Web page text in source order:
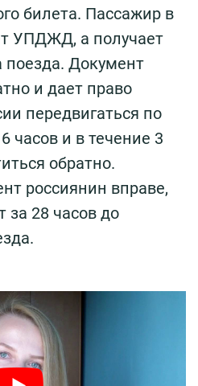
билета. Пассажир в
УПДЖД, а получает
поезда. Документ
и дает право
передвигаться по
часов и в течение 3
обратно.
россиянин вправе,
за 28 часов до